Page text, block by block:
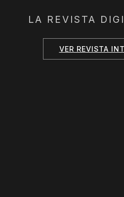
LA REVISTA
VER REVISTA